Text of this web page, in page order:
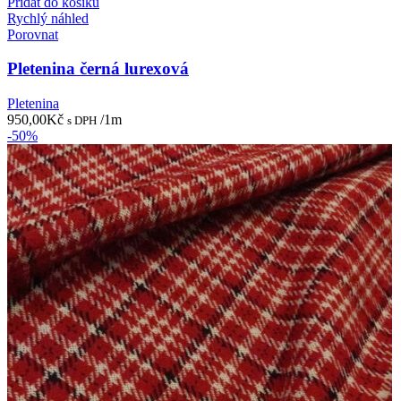
Rychlý náhled
Porovnat
Pletenina černá lurexová
Pletenina
950,00Kč s DPH /1m
-50%